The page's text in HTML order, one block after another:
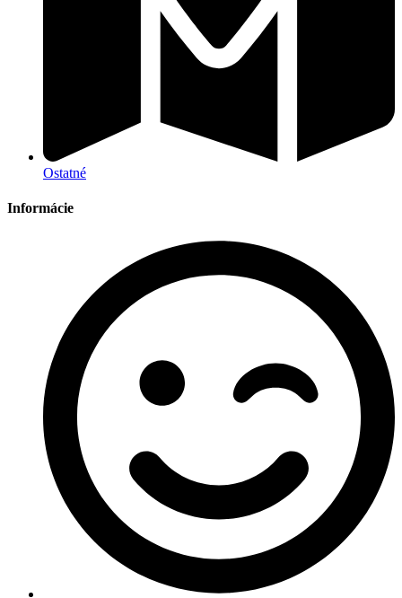
Ostatné
Informácie